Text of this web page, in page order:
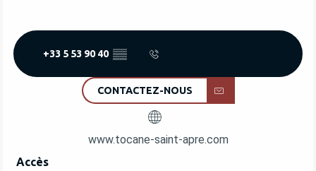
+33 5 53 90 40 ▒▒
CONTACTEZ-NOUS
www.tocane-saint-apre.com
Accès
Accès